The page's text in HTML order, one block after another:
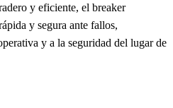
y eficiente, el breaker
y segura ante fallos,
y a la seguridad del lugar de